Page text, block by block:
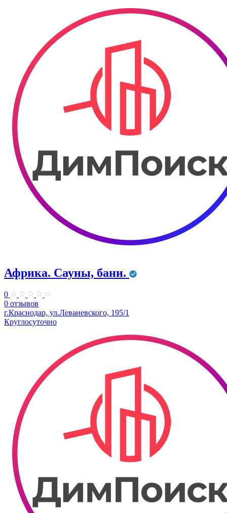
Африка. Сауны, бани.
0
0 отзывов
г.Краснодар, ул.Леваневского, 195/1
Круглосуточно